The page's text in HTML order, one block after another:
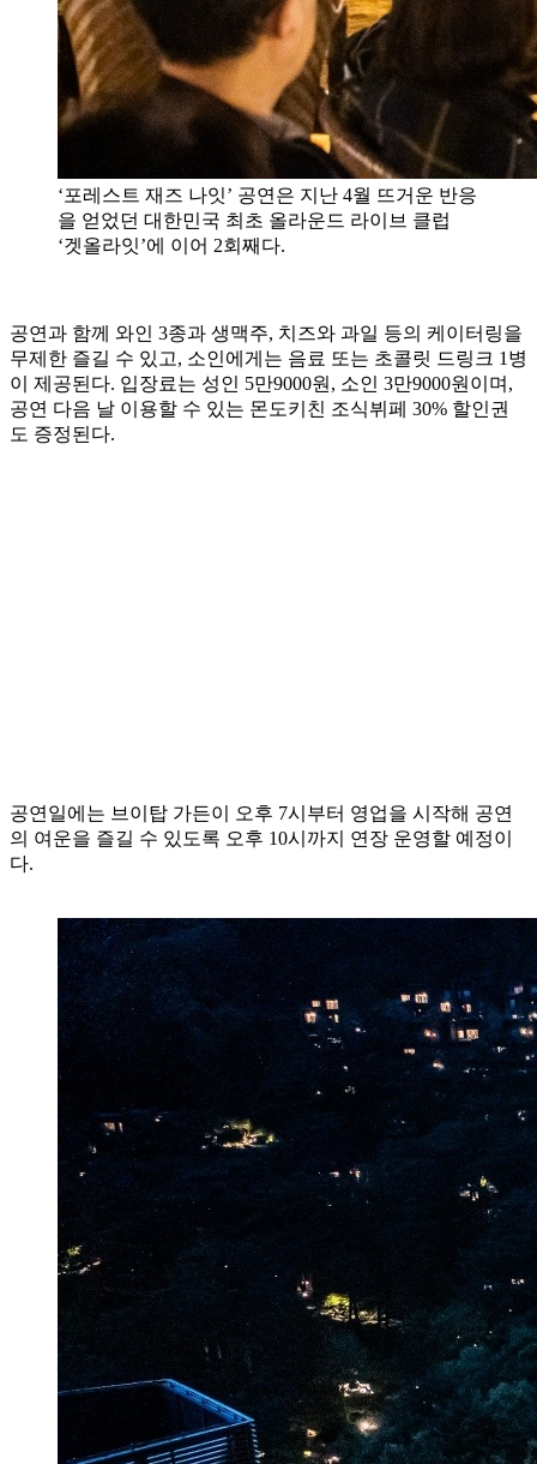
‘포레스트 재즈 나잇’ 공연은 지난 4월 뜨거운 반응
을 얻었던 대한민국 최초 올라운드 라이브 클럽
‘겟올라잇’에 이어 2회째다.
공연과 함께 와인 3종과 생맥주, 치즈와 과일 등의 케이터링을
무제한 즐길 수 있고, 소인에게는 음료 또는 초콜릿 드링크 1병
이 제공된다. 입장료는 성인 5만9000원, 소인 3만9000원이며,
공연 다음 날 이용할 수 있는 몬도키친 조식뷔페 30% 할인권
도 증정된다.
공연일에는 브이탑 가든이 오후 7시부터 영업을 시작해 공연
의 여운을 즐길 수 있도록 오후 10시까지 연장 운영할 예정이
다.